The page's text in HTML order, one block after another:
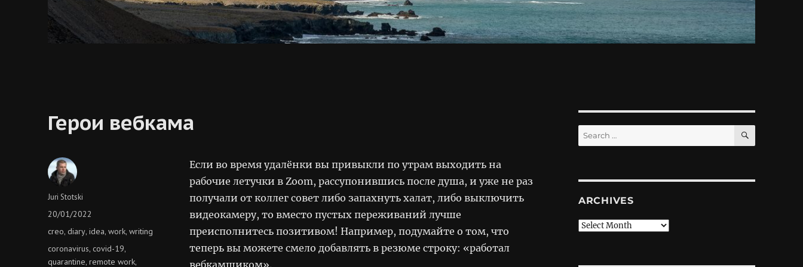
Герои вебкама
Если во время удалёнки вы привыкли по утрам выходить на
рабочие летучки в Zoom, рассупонившись после душа, и уже не раз
получали от коллег совет либо запахнуть халат, либо выключить
видеокамеру, то вместо пустых переживаний лучше
преисполнитесь позитивом! Например, подумайте о том, что
теперь вы можете смело добавлять в резюме строку: «работал
вебкамщиком».
Author
Juri Stotski
Posted
20/01/2022
Categories
creo,diary,idea,work,writing
Tags
coronavirus,covid-19,
quarantine,remote work,
Search
for:
SEARCH
ARCHIVES
Archives